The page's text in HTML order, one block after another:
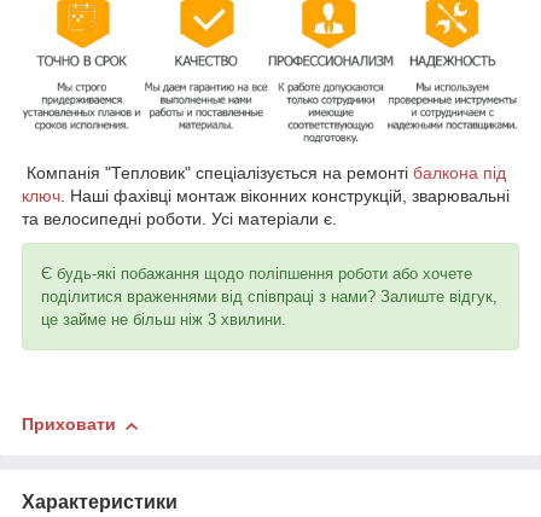
Компанія "Тепловик" спеціалізується на ремонті балкона під
ключ. Наші фахівці монтаж віконних конструкцій, зварювальні
та велосипедні роботи. Усі матеріали є.
Є будь-які побажання щодо поліпшення роботи або хочете
поділитися враженнями від співпраці з нами? Залиште відгук,
це займе не більш ніж 3 хвилини.
Приховати
Характеристики